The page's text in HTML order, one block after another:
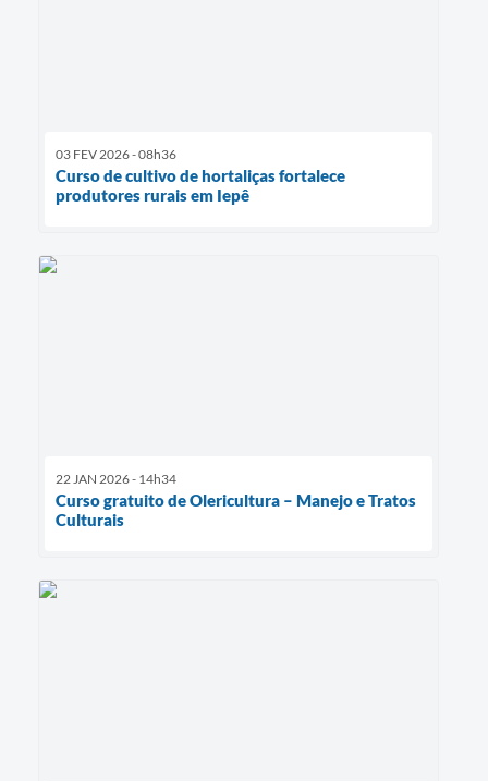
03 FEV 2026 - 08h36
Curso de cultivo de hortaliças fortalece
produtores rurais em Iepê
22 JAN 2026 - 14h34
Curso gratuito de Olericultura – Manejo e Tratos
Culturais